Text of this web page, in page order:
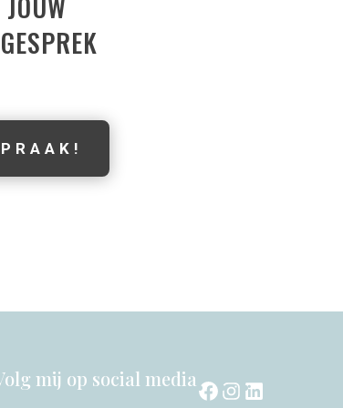
mij op social mediaFacebook
Instagram